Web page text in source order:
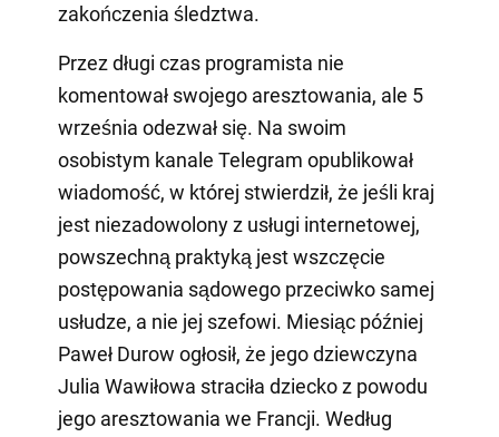
zakończenia śledztwa.
Przez długi czas programista nie
komentował swojego aresztowania, ale 5
września odezwał się. Na swoim
osobistym kanale Telegram opublikował
wiadomość, w której stwierdził, że jeśli kraj
jest niezadowolony z usługi internetowej,
powszechną praktyką jest wszczęcie
postępowania sądowego przeciwko samej
usłudze, a nie jej szefowi. Miesiąc później
Paweł Durow ogłosił, że jego dziewczyna
Julia Wawiłowa straciła dziecko z powodu
jego aresztowania we Francji. Według